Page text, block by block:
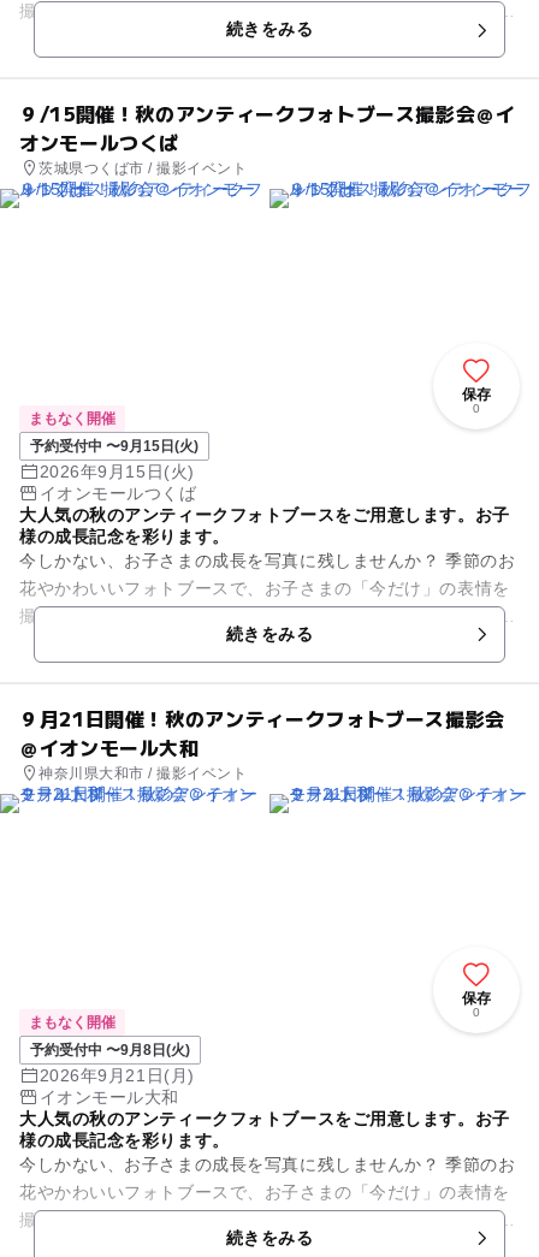
撮影します。 今回は秋を感じるアンティークフォトブースにて
続きをみる
９/15開催！秋のアンティークフォトブース撮影会＠イ
オンモールつくば
茨城県つくば市 / 撮影イベント
保存
0
まもなく開催
予約受付中 〜9月15日(火)
2026年9月15日(火)
イオンモールつくば
大人気の秋のアンティークフォトブースをご用意します。お子
様の成長記念を彩ります。
今しかない、お子さまの成長を写真に残しませんか？ 季節のお
花やかわいいフォトブースで、お子さまの「今だけ」の表情を
撮影します。 今回は秋を感じるアンティークフォトブースにて
続きをみる
９月21日開催！秋のアンティークフォトブース撮影会
＠イオンモール大和
神奈川県大和市 / 撮影イベント
保存
0
まもなく開催
予約受付中 〜9月8日(火)
2026年9月21日(月)
イオンモール大和
大人気の秋のアンティークフォトブースをご用意します。お子
様の成長記念を彩ります。
今しかない、お子さまの成長を写真に残しませんか？ 季節のお
花やかわいいフォトブースで、お子さまの「今だけ」の表情を
撮影します。 今回は秋を感じるアンティークフォトブースにて
続きをみる